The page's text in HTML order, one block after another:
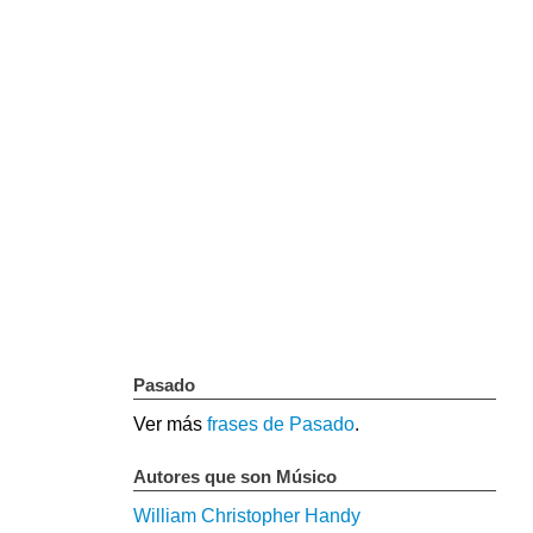
Pasado
Ver más frases de Pasado.
Autores que son Músico
William Christopher Handy